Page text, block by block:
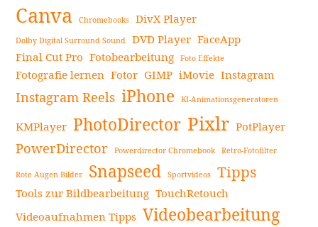
Canva Chromebooks DivX Player
Dolby Digital Surround Sound DVD Player FaceApp
Final Cut Pro Fotobearbeitung Foto Effekte
Fotografie lernen Fotor GIMP iMovie Instagram
Instagram Reels iPhone KI-Animationsgeneratoren
KMPlayer PhotoDirector Pixlr PotPlayer
PowerDirector Powerdirector Chromebook Retro-Fotofilter
Rote Augen Bilder Snapseed Sportvideos Tipps
Tools zur Bildbearbeitung TouchRetouch
Videoaufnahmen Tipps Videobearbeitung